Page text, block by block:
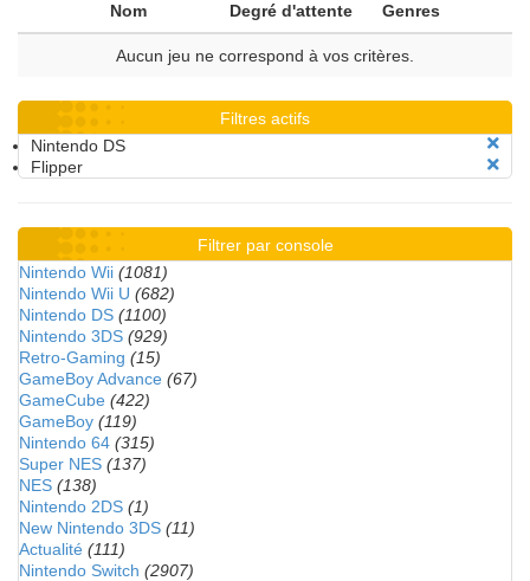
Nom Degré d'attente Genres
Aucun jeu ne correspond à vos critères.
Filtres actifs
Nintendo DS
Flipper
Filtrer par console
Nintendo Wii (1081)
Nintendo Wii U (682)
Nintendo DS (1100)
Nintendo 3DS (929)
Retro-Gaming (15)
GameBoy Advance (67)
GameCube (422)
GameBoy (119)
Nintendo 64 (315)
Super NES (137)
NES (138)
Nintendo 2DS (1)
New Nintendo 3DS (11)
Actualité (111)
Nintendo Switch (2907)